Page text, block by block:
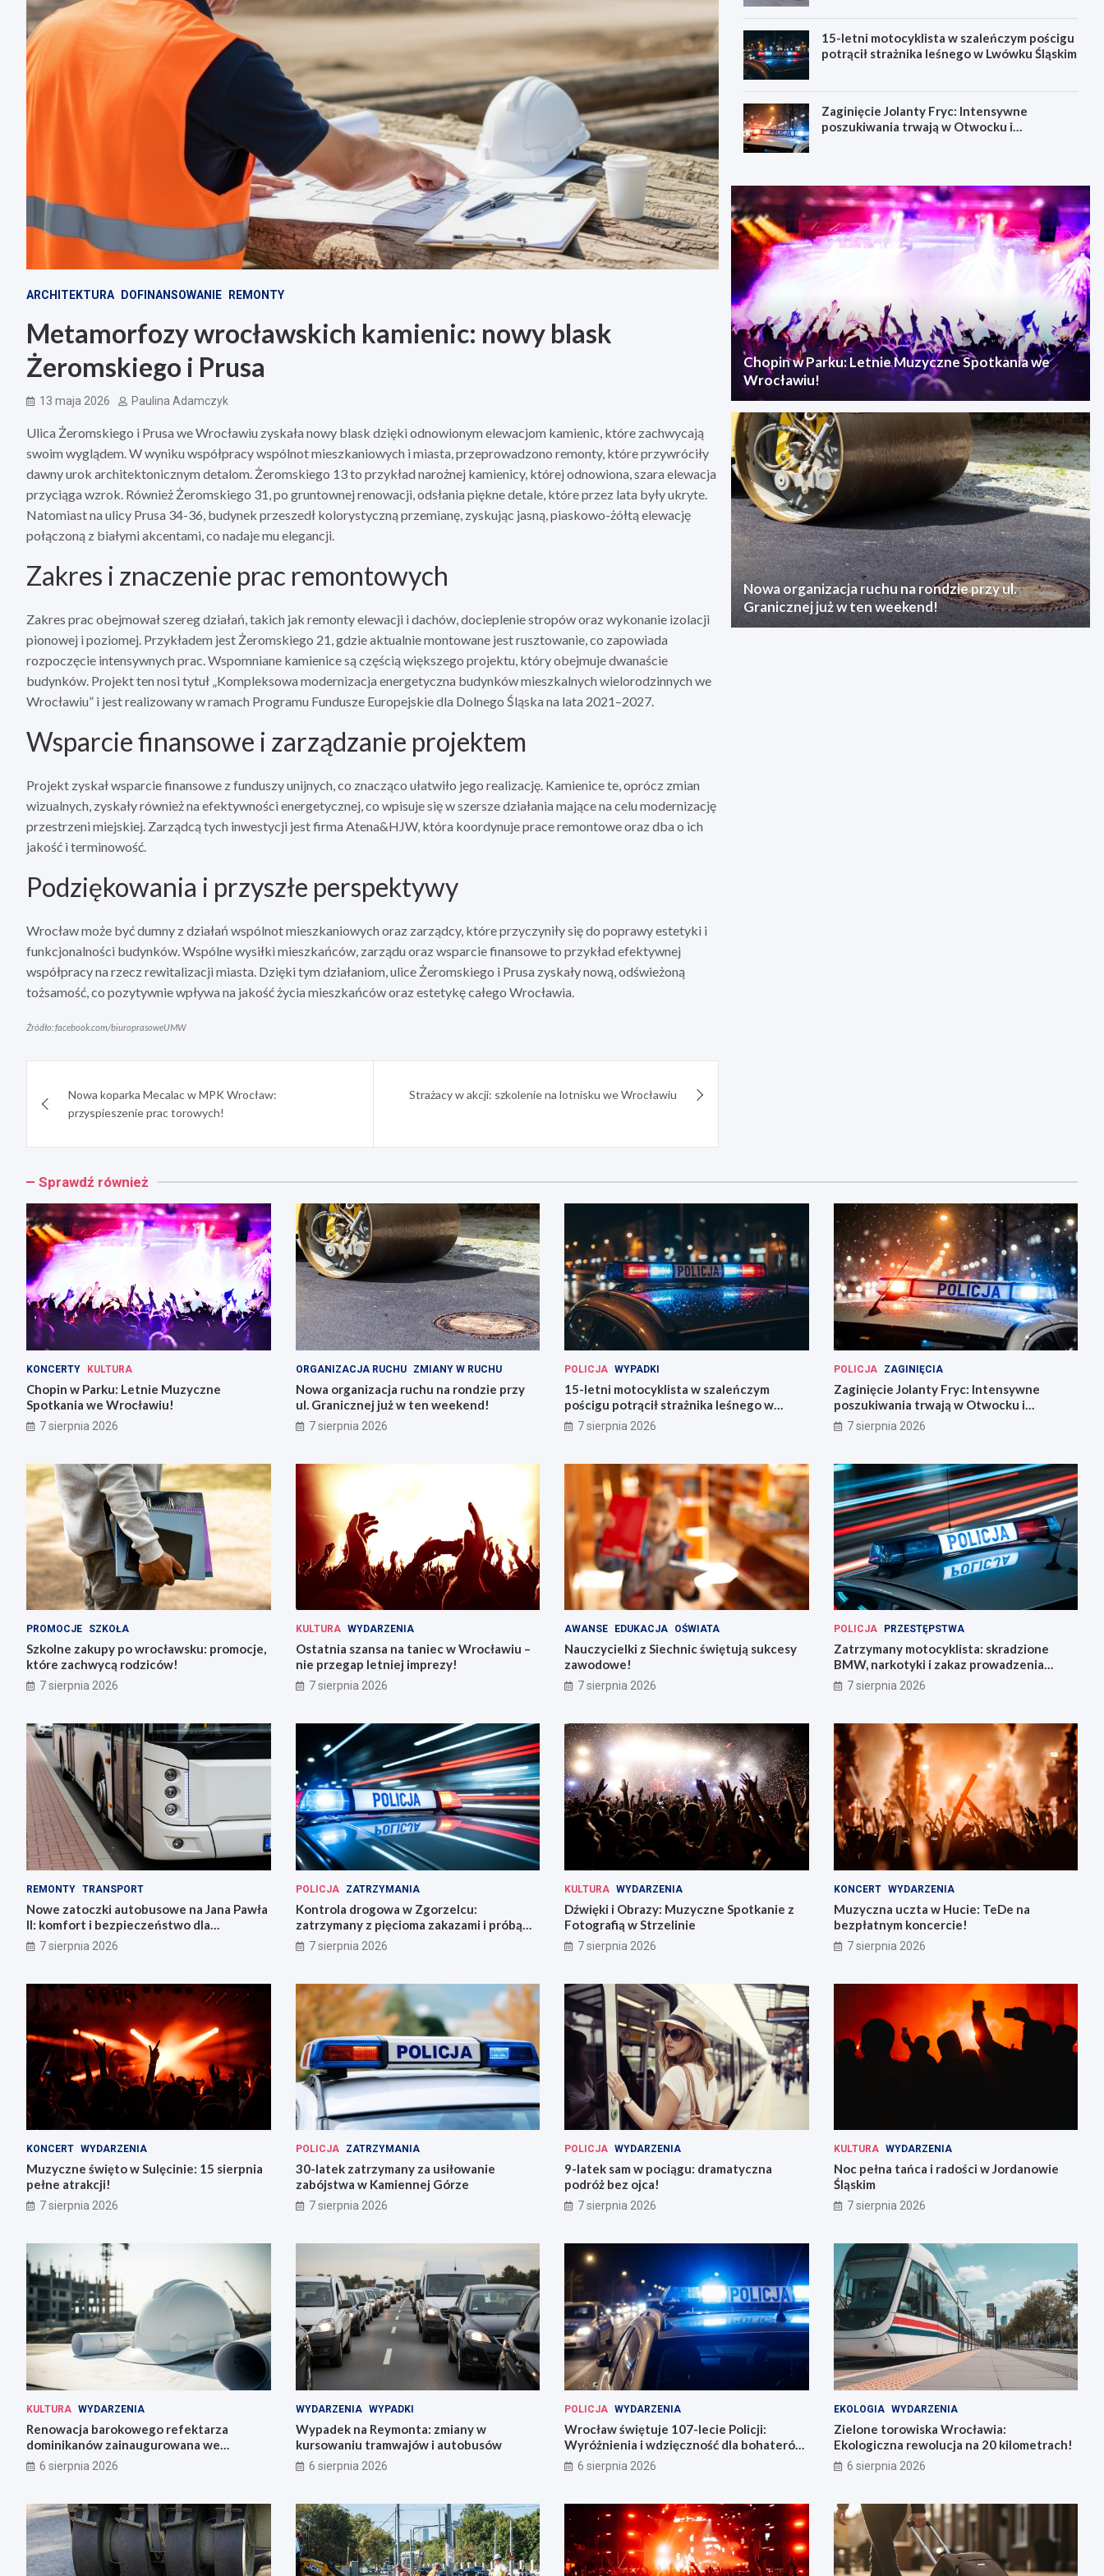
ARCHITEKTURA DOFINANSOWANIE REMONTY
Metamorfozy wrocławskich kamienic: nowy blask
Żeromskiego i Prusa
13 maja 2026 Paulina Adamczyk
Ulica Żeromskiego i Prusa we Wrocławiu zyskała nowy blask dzięki odnowionym elewacjom kamienic, które zachwycają
swoim wyglądem. W wyniku współpracy wspólnot mieszkaniowych i miasta, przeprowadzono remonty, które przywróciły
dawny urok architektonicznym detalom. Żeromskiego 13 to przykład narożnej kamienicy, której odnowiona, szara elewacja
przyciąga wzrok. Również Żeromskiego 31, po gruntownej renowacji, odsłania piękne detale, które przez lata były ukryte.
Natomiast na ulicy Prusa 34-36, budynek przeszedł kolorystyczną przemianę, zyskując jasną, piaskowo-żółtą elewację
połączoną z białymi akcentami, co nadaje mu elegancji.
Zakres i znaczenie prac remontowych
Zakres prac obejmował szereg działań, takich jak remonty elewacji i dachów, docieplenie stropów oraz wykonanie izolacji
pionowej i poziomej. Przykładem jest Żeromskiego 21, gdzie aktualnie montowane jest rusztowanie, co zapowiada
rozpoczęcie intensywnych prac. Wspomniane kamienice są częścią większego projektu, który obejmuje dwanaście
budynków. Projekt ten nosi tytuł „Kompleksowa modernizacja energetyczna budynków mieszkalnych wielorodzinnych we
Wrocławiu” i jest realizowany w ramach Programu Fundusze Europejskie dla Dolnego Śląska na lata 2021–2027.
Wsparcie finansowe i zarządzanie projektem
Projekt zyskał wsparcie finansowe z funduszy unijnych, co znacząco ułatwiło jego realizację. Kamienice te, oprócz zmian
wizualnych, zyskały również na efektywności energetycznej, co wpisuje się w szersze działania mające na celu modernizację
przestrzeni miejskiej. Zarządcą tych inwestycji jest firma Atena&HJW, która koordynuje prace remontowe oraz dba o ich
jakość i terminowość.
Podziękowania i przyszłe perspektywy
Wrocław może być dumny z działań wspólnot mieszkaniowych oraz zarządcy, które przyczyniły się do poprawy estetyki i
funkcjonalności budynków. Wspólne wysiłki mieszkańców, zarządu oraz wsparcie finansowe to przykład efektywnej
współpracy na rzecz rewitalizacji miasta. Dzięki tym działaniom, ulice Żeromskiego i Prusa zyskały nową, odświeżoną
tożsamość, co pozytywnie wpływa na jakość życia mieszkańców oraz estetykę całego Wrocławia.
Źródło: facebook.com/biuroprasoweUMW
wpisuNowa koparka Mecalac w MPK Wrocław:
przyspieszenie prac torowych!
Strażacy w akcji: szkolenie na lotnisku we Wrocławiu
15-letni motocyklista w szaleńczym pościgu
potrącił strażnika leśnego w Lwówku Śląskim
Zaginięcie Jolanty Fryc: Intensywne
poszukiwania trwają w Otwocku i
Chopin w Parku: Letnie Muzyczne Spotkania we
Wrocławiu!
Nowa organizacja ruchu na rondzie przy ul.
Granicznej już w ten weekend!
Sprawdź również
KONCERTY KULTURA
Chopin w Parku: Letnie Muzyczne
Spotkania we Wrocławiu!
7 sierpnia 2026
ORGANIZACJA RUCHU ZMIANY W RUCHU
Nowa organizacja ruchu na rondzie przy
ul. Granicznej już w ten weekend!
7 sierpnia 2026
POLICJA WYPADKI
15-letni motocyklista w szaleńczym
pościgu potrącił strażnika leśnego w
Lwówku Śląskim
7 sierpnia 2026
POLICJA ZAGINIĘCIA
Zaginięcie Jolanty Fryc: Intensywne
poszukiwania trwają w Otwocku i
Wrocławiu
7 sierpnia 2026
PROMOCJE SZKOŁA
Szkolne zakupy po wrocławsku: promocje,
które zachwycą rodziców!
7 sierpnia 2026
KULTURA WYDARZENIA
Ostatnia szansa na taniec w Wrocławiu –
nie przegap letniej imprezy!
7 sierpnia 2026
AWANSE EDUKACJA OŚWIATA
Nauczycielki z Siechnic świętują sukcesy
zawodowe!
7 sierpnia 2026
POLICJA PRZESTĘPSTWA
Zatrzymany motocyklista: skradzione
BMW, narkotyki i zakaz prowadzenia
pojazdów
7 sierpnia 2026
REMONTY TRANSPORT
Nowe zatoczki autobusowe na Jana Pawła
II: komfort i bezpieczeństwo dla
mieszkańców!
7 sierpnia 2026
POLICJA ZATRZYMANIA
Kontrola drogowa w Zgorzelcu:
zatrzymany z pięcioma zakazami i próbą
ucieczki
7 sierpnia 2026
KULTURA WYDARZENIA
Dźwięki i Obrazy: Muzyczne Spotkanie z
Fotografią w Strzelinie
7 sierpnia 2026
KONCERT WYDARZENIA
Muzyczna uczta w Hucie: TeDe na
bezpłatnym koncercie!
7 sierpnia 2026
KONCERT WYDARZENIA
Muzyczne święto w Sulęcinie: 15 sierpnia
pełne atrakcji!
7 sierpnia 2026
POLICJA ZATRZYMANIA
30-latek zatrzymany za usiłowanie
zabójstwa w Kamiennej Górze
7 sierpnia 2026
POLICJA WYDARZENIA
9-latek sam w pociągu: dramatyczna
podróż bez ojca!
7 sierpnia 2026
KULTURA WYDARZENIA
Noc pełna tańca i radości w Jordanowie
Śląskim
7 sierpnia 2026
KULTURA WYDARZENIA
Renowacja barokowego refektarza
dominikanów zainaugurowana we
Wrocławiu
6 sierpnia 2026
WYDARZENIA WYPADKI
Wypadek na Reymonta: zmiany w
kursowaniu tramwajów i autobusów
6 sierpnia 2026
POLICJA WYDARZENIA
Wrocław świętuje 107-lecie Policji:
Wyróżnienia i wdzięczność dla bohaterów
codzienności
6 sierpnia 2026
EKOLOGIA WYDARZENIA
Zielone torowiska Wrocławia:
Ekologiczna rewolucja na 20 kilometrach!
6 sierpnia 2026